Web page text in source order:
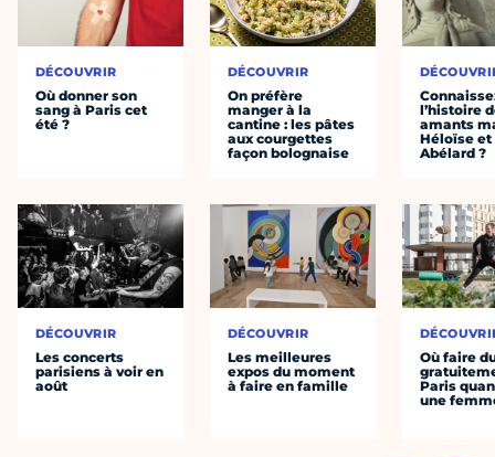
DÉCOUVRIR
Où donner son
sang à Paris cet
été ?
DÉCOUVRIR
Les concerts
parisiens à voir en
août
DÉCOUVRIR
On préfère
manger à la
cantine : les pâtes
aux courgettes
façon bolognaise
DÉCOUVRIR
Les meilleures
expos du moment
à faire en famille
l’histoire
amants
Héloïse et
Abélard ?
Où faire
Paris
une